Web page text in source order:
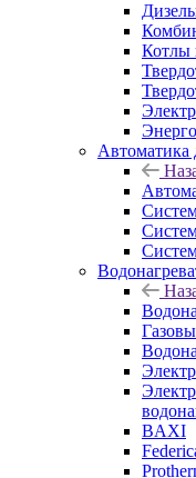
Котлы
Автоматика
BAXI